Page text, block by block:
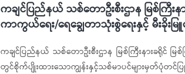
ကချင်ပြည်နယ် သစ်တောဦးစီးဌာန မြစ်ကြီ
ကာကွယ်ရေး/ရေချွေတာသုံးစွဲရေးနှင့် မီးခိုးမ
ကချင်ပြည်နယ် သစ်တောဦးစီးဌာန မြစ်ကြီးနားခရိုင်
တွင်စိုက်ပျိုးထားသောကျွန်းနှင့်သစ်မာပင်များမှတ်ပုံတင်